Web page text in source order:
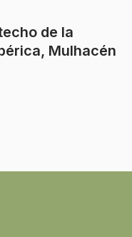
de la
Mulhacén